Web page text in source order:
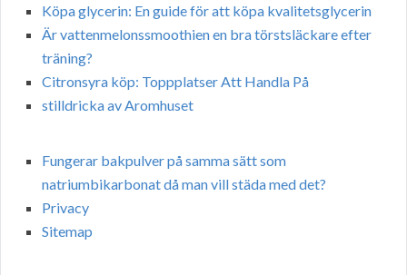
Köpa glycerin: En guide för att köpa kvalitetsglycerin
Är vattenmelonssmoothien en bra törstsläckare efter
träning?
Citronsyra köp: Toppplatser Att Handla På
stilldricka av Aromhuset
Fungerar bakpulver på samma sätt som
natriumbikarbonat då man vill städa med det?
Privacy
Sitemap